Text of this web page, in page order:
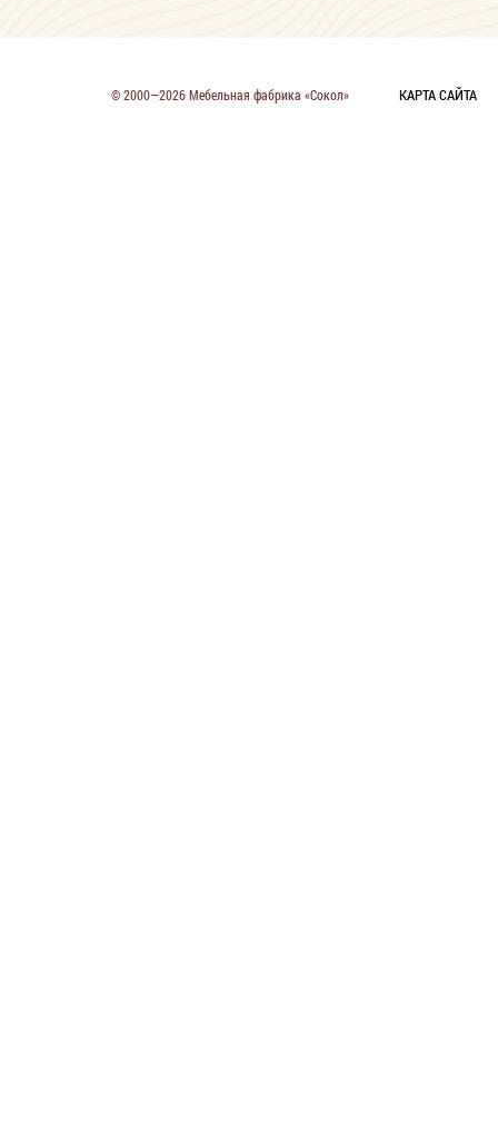
© 2000—2026 Мебельная фабрика «Сокол» КАРТА САЙТА